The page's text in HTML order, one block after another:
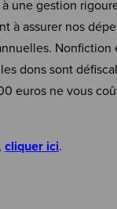
une gestion
à assurer nos
Nonfiction
dons sont
euros ne vous
cliquer ici.